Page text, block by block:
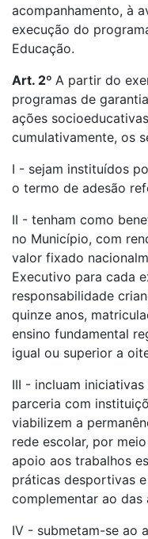
acompanhamento, à
execução do
Educação.
Art. 2º A partir do
programas de
ações
cumulativamente, os
I - sejam instituídos
o termo de adesão
II - tenham como
no Município, com
valor fixado
Executivo para cada
responsabilidade
quinze anos,
ensino fundamental
igual ou superior a
III - incluam
parceria com
viabilizem a
rede escolar, por
apoio aos trabalhos
práticas desportivas
complementar ao das
IV - submetam-se ao